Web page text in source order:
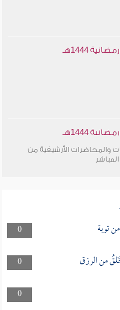
1444هـ
1444هـ
والمحاضرات الأرشيفية من
0 توبة
0
0